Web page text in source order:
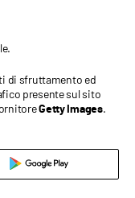
di sfruttamento ed
presente sul sito
Getty Images.